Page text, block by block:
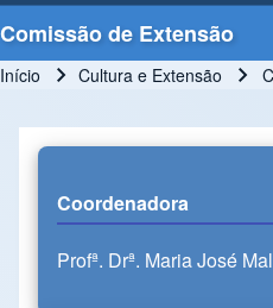
Comissão de Extensão
Início Cultura e Extensão
Coordenadora
Profª. Drª. Maria José